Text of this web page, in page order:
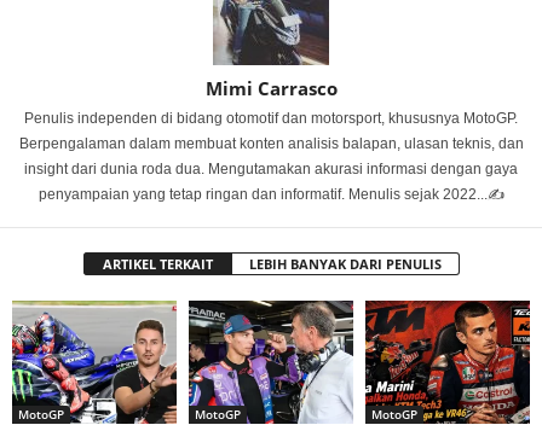
Mimi Carrasco
Penulis independen di bidang otomotif dan motorsport, khususnya MotoGP.
Berpengalaman dalam membuat konten analisis balapan, ulasan teknis, dan
insight dari dunia roda dua. Mengutamakan akurasi informasi dengan gaya
penyampaian yang tetap ringan dan informatif. Menulis sejak 2022...✍️
ARTIKEL TERKAIT LEBIH BANYAK DARI PENULIS
MotoGP MotoGP MotoGP